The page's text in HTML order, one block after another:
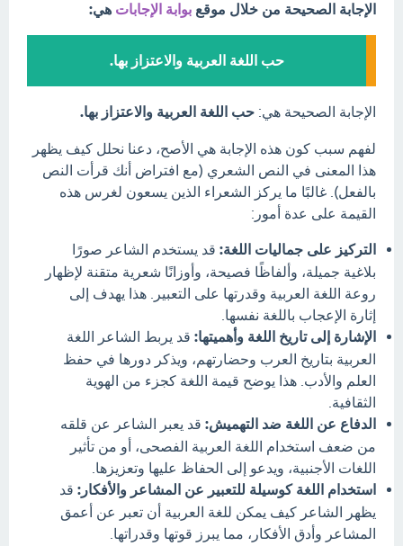
الإجابة الصحيحة من خلال موقع بوابة الإجابات هي:
حب اللغة العربية والاعتزاز بها.
الإجابة الصحيحة هي: حب اللغة العربية والاعتزاز بها.
لفهم سبب كون هذه الإجابة هي الأصح، دعنا نحلل كيف يظهر
هذا المعنى في النص الشعري (مع افتراض أنك قرأت النص
بالفعل). غالبًا ما يركز الشعراء الذين يسعون لغرس هذه
القيمة على عدة أمور:
التركيز على جماليات اللغة: قد يستخدم الشاعر صورًا
بلاغية جميلة، وألفاظًا فصيحة، وأوزانًا شعرية متقنة لإظهار
روعة اللغة العربية وقدرتها على التعبير. هذا يهدف إلى
إثارة الإعجاب باللغة نفسها.
الإشارة إلى تاريخ اللغة وأهميتها: قد يربط الشاعر اللغة
العربية بتاريخ العرب وحضارتهم، ويذكر دورها في حفظ
العلم والأدب. هذا يوضح قيمة اللغة كجزء من الهوية
الثقافية.
الدفاع عن اللغة ضد التهميش: قد يعبر الشاعر عن قلقه
من ضعف استخدام اللغة العربية الفصحى، أو من تأثير
اللغات الأجنبية، ويدعو إلى الحفاظ عليها وتعزيزها.
استخدام اللغة كوسيلة للتعبير عن المشاعر والأفكار: قد
يظهر الشاعر كيف يمكن للغة العربية أن تعبر عن أعمق
المشاعر وأدق الأفكار، مما يبرز قوتها وقدراتها.